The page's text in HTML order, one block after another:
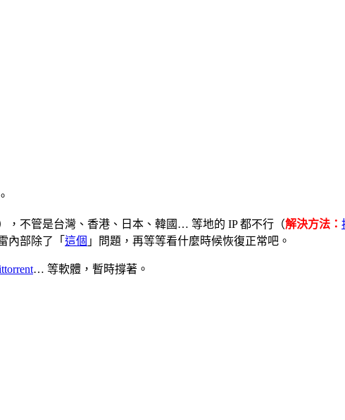
，不管是台灣、香港、日本、韓國… 等地的 IP 都不行（解決方法：
內部除了「 這個 」問題，再等等看什麼時候恢復正常吧。
… 等軟體，暫時撐著。